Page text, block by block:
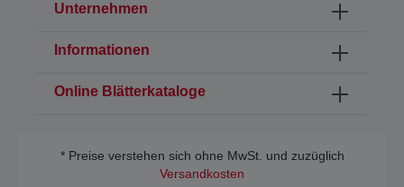
Unternehmen
Informationen
Online Blätterkataloge
* Preise verstehen sich ohne MwSt. und zuzüglich
Versandkosten